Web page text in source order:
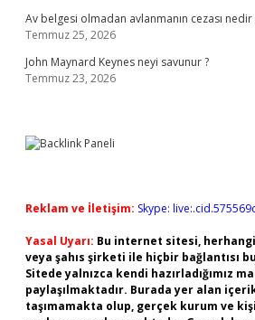
Av belgesi olmadan avlanmanın cezası nedir
Temmuz 25, 2026
John Maynard Keynes neyi savunur ?
Temmuz 23, 2026
Reklam ve İletişim: Skype:
Yasal Uyarı: Bu internet sitesi,
veya şahıs şirketi ile hiçbir bağlantısı
Sitede yalnızca kendi hazırladığımız
paylaşılmaktadır. Burada yer alan
taşımamakta olup, gerçek kurum ve